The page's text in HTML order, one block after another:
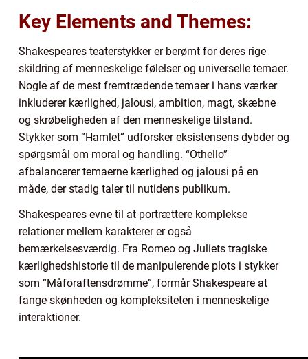
Key Elements and Themes:
Shakespeares teaterstykker er berømt for deres rige
skildring af menneskelige følelser og universelle temaer.
Nogle af de mest fremtrædende temaer i hans værker
inkluderer kærlighed, jalousi, ambition, magt, skæbne
og skrøbeligheden af den menneskelige tilstand.
Stykker som “Hamlet” udforsker eksistensens dybder og
spørgsmål om moral og handling. “Othello”
afbalancerer temaerne kærlighed og jalousi på en
måde, der stadig taler til nutidens publikum.
Shakespeares evne til at portrættere komplekse
relationer mellem karakterer er også
bemærkelsesværdig. Fra Romeo og Juliets tragiske
kærlighedshistorie til de manipulerende plots i stykker
som “Måforaftensdrømme”, formår Shakespeare at
fange skønheden og kompleksiteten i menneskelige
interaktioner.